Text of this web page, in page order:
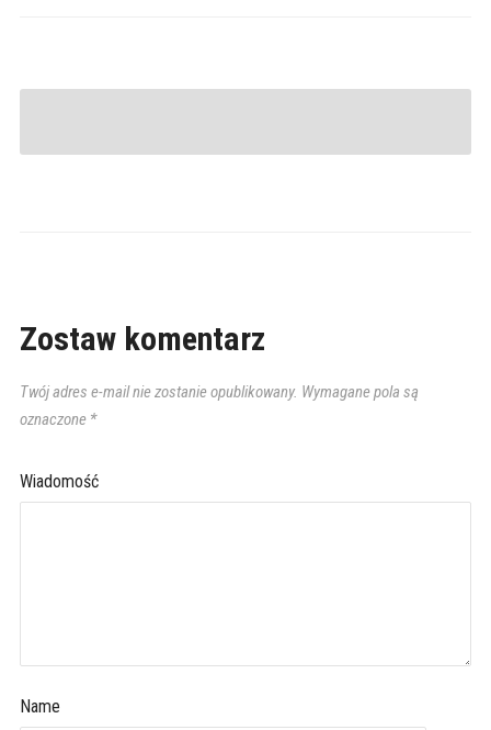
Zostaw komentarz
Twój adres e-mail nie zostanie opublikowany. Wymagane pola są
oznaczone *
Wiadomość
Name